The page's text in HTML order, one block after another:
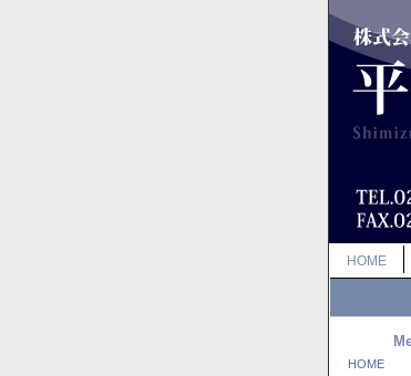
HOME
HOME